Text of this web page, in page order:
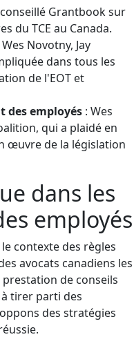
Grantbook sur
du TCE au Canada.
Wes Novotny, Jay
dans tous les
de l'EOT et
des employés : Wes
qui a plaidé en
œuvre de la législation
dans les
employés
contexte des règles
avocats canadiens les
de conseils
tirer parti des
des stratégies